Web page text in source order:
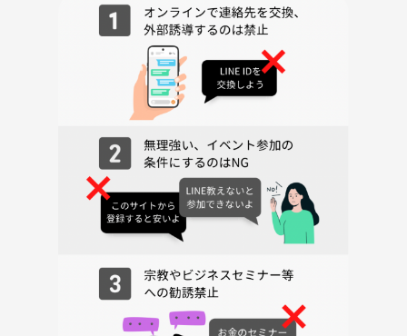
【ランチのお店】
Serafina NEW YORK さいたま新都心店
https://tabelog.com/saitama/A1101/A110101/11035708/
リーズナブルにイタリアンが楽しめることで評判のお店で、ランチはサ
ラダとパスタまたはピザのセットなどがあります。
（ランチメニュー）
・サラダ、パスタセット 1,200円
・サラダ、ピザセット 1,200円
各自実費分のお支払いをお願いします。
なお、最新のメニュー、価格は改定されている可能性がある事、予めご
【エキゾチックレプタイル&アクアリウムエキスポ」】